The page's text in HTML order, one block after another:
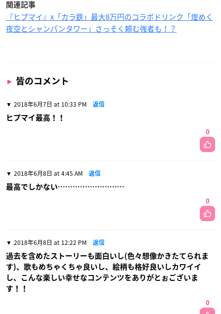
関連記事
『ヒプマイ』x「カラ鉄」最大8万円のコラボドリンク「煌めく
夜空とシャンパンタワー」さっそく頼む強者も！？
皆のコメント
2018年6月7日 at 10:33 PM 返信
ヒプマイ最高！！
0
2018年6月8日 at 4:45 AM 返信
最高でしかない………………………
0
2018年6月8日 at 12:22 PM 返信
過去を含めたストーリーも面白いし(色々想像かきたてられま
す)、歌もめちゃくちゃ良いし、絵柄も格好良いしカワイイ
し、こんな楽しい幸せなコンテンツをありがとぉございま
す！！
0